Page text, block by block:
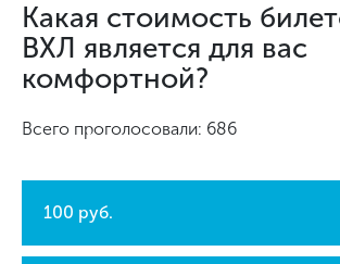
Какая стоимость
ВХЛ является для вас
комфортной?
Всего проголосовали: 686
100 руб.